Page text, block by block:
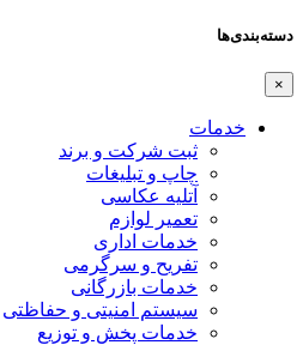
دسته‌بندی‌ها
×
خدمات
ثبت شرکت و برند
چاپ و تبلیغات
آتلیه عکاسی
تعمیر لوازم
خدمات اداری
تفریح و سرگرمی
خدمات بازرگانی
سیستم امنیتی و حفاظتی
خدمات پخش و توزیع